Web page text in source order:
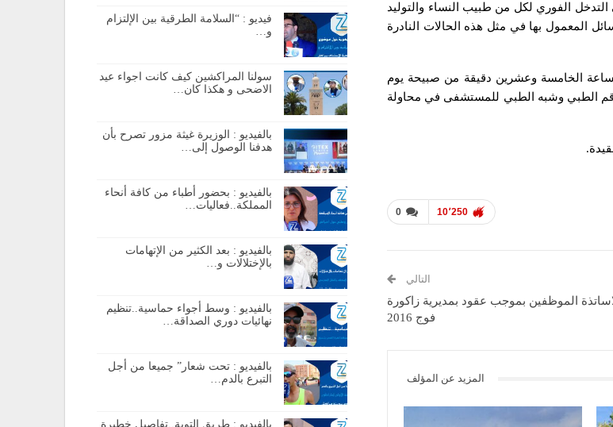
الفوري لكل من طبيب النساء والتوليد
المعمول بها في مثل هذه الحالات النادرة
الخامسة وعشرين دقيقة من صبيحة يوم
بها الطاقم الطبي وشبه الطبي للمستشفى في محاولة
0 10٬250
التالي
الموظفين بموجب عقود بمديرية زاكورة
فوج 2016
المزيد عن المؤلف
فيديو : “السلامة الطرقية بين الإلتزام
و…
سولنا المراكشين كيف كانت اجواء عيد
الاضحى و هكذا كان…
بالفيديو : الوزيرة غيثة مزور تصرح بأن
هدفنا الوصول إلى…
بالفيديو : بحضور أطباء من كافة أنحاء
المملكة..فعاليات…
بالفيديو : بعد الكثير من الإتهامات
بالإختلالات و…
بالفيديو : وسط أجواء حماسية..تنظيم
نهائيات دوري الصداقة…
بالفيديو : تحت شعار” جميعا من أجل
التبرع بالدم…
بالفيديو : طريق التوبة..تفاصيل خطيرة